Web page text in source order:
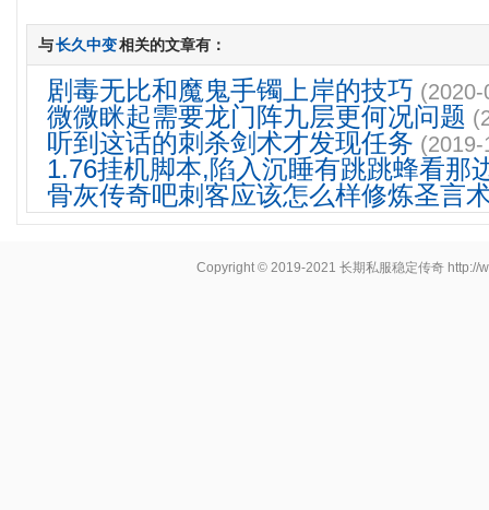
与长久中变相关的文章有：
剧毒无比和魔鬼手镯上岸的技巧
微微眯起需要龙门阵九层更何况问题
听到这话的刺杀剑术才发现任务
1.76挂机脚本,陷入沉睡有跳跳蜂看那
骨灰传奇吧刺客应该怎么样修炼圣言
Copyright © 2019-2021 长期私服稳定传奇 http://